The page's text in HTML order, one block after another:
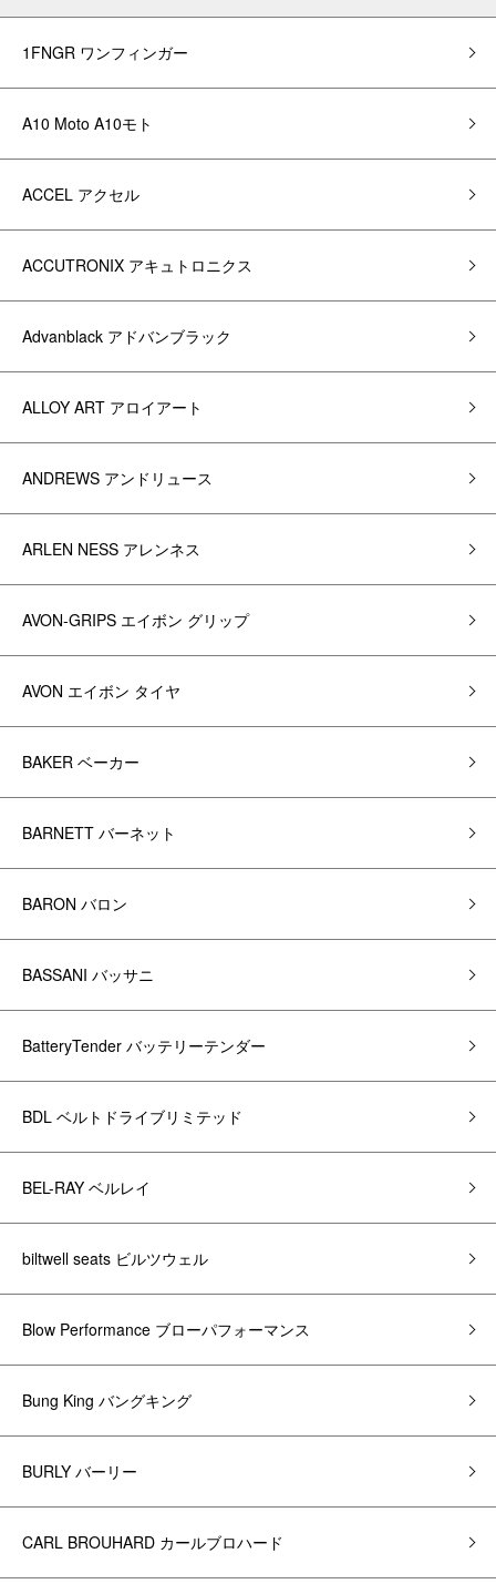
1FNGR ワンフィンガー
A10 Moto A10モト
ACCEL アクセル
ACCUTRONIX アキュトロニクス
Advanblack アドバンブラック
ALLOY ART アロイアート
ANDREWS アンドリュース
ARLEN NESS アレンネス
AVON-GRIPS エイボン グリップ
AVON エイボン タイヤ
BAKER ベーカー
BARNETT バーネット
BARON バロン
BASSANI バッサニ
BatteryTender バッテリーテンダー
BDL ベルトドライブリミテッド
BEL-RAY ベルレイ
biltwell seats ビルツウェル
Blow Performance ブローパフォーマンス
Bung King バングキング
BURLY バーリー
CARL BROUHARD カールブロハード